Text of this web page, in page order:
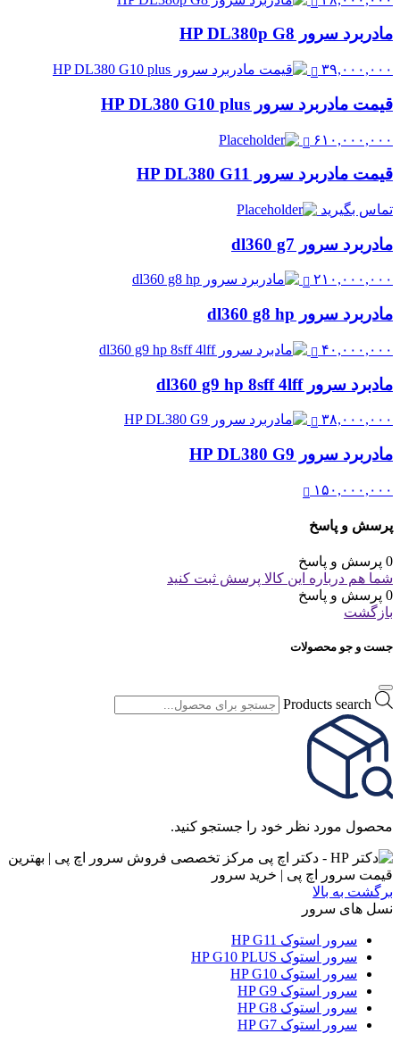
مادربرد سرور HP DL380p G8
۳۹,۰۰۰,۰۰۰
قیمت مادربرد سرور HP DL380 G10 plus
۶۱۰,۰۰۰,۰۰۰
قیمت مادربرد سرور HP DL380 G11
تماس بگیرید
مادربرد سرور dl360 g7
۲۱۰,۰۰۰,۰۰۰
مادربرد سرور dl360 g8 hp
۴۰,۰۰۰,۰۰۰
مادبرد سرور dl360 g9 hp 8sff 4lff
۳۸,۰۰۰,۰۰۰
مادربرد سرور HP DL380 G9
۱۵۰,۰۰۰,۰۰۰
پرسش و پاسخ
0 پرسش و پاسخ
شما هم درباره این کالا پرسش ثبت کنید
0 پرسش و پاسخ
بازگشت
جست و جو محصولات
Products search
محصول مورد نظر خود را جستجو کنید.
برگشت به بالا
نسل های سرور
سرور استوک HP G11
سرور استوک HP G10 PLUS
سرور استوک HP G10
سرور استوک HP G9
سرور استوک HP G8
سرور استوک HP G7